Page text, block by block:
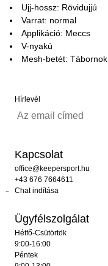
Ujj-hossz: Rövidujjú
Varrat: normal
Applikáció: Meccs
V-nyakú
Mesh-betét: Tábornok
Hírlevél
Kapcsolat
office@keepersport.hu
+43 676 7664611
Chat indítása
Ügyfélszolgálat
Hétfő-Csütörtök
9:00-16:00
Péntek